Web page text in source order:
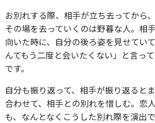
お別れする際、相手が立ち去ってから
その場を去っていくのは野暮な人。相
向いた時に、自分の後ろ姿を見せてい
んてもう二度と会いたくない」と言っ
です。
自分も振り返って、相手が振り返ると
合わせて、相手との別れを惜しむ。恋
も、なんとなくこうした別れ際を演出